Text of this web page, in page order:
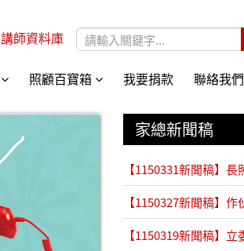
講師資料庫
搜尋表單
照顧百寶箱 我要捐款 聯絡我們
家總新聞稿